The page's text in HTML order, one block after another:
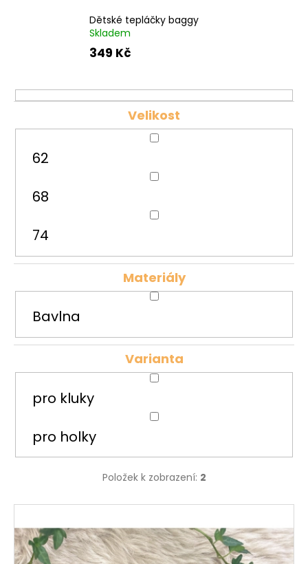
Dětské tepláčky baggy
Skladem
349 Kč
Velikost
62
68
74
Materiály
Bavlna
Varianta
pro kluky
pro holky
Položek k zobrazení: 2
V
ý
p